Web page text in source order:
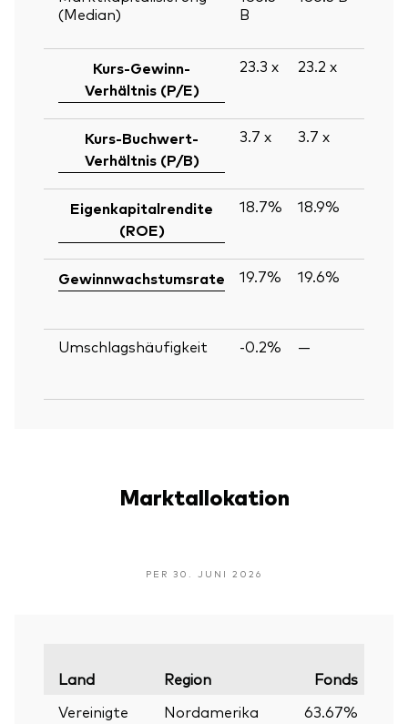
(Median)
B
Kurs-Gewinn-
Verhältnis (P/E)
23.3 x 23.2 x
Kurs-Buchwert-
Verhältnis (P/B)
3.7 x 3.7 x
Eigenkapitalrendite
(ROE)
18.7% 18.9%
Gewinnwachstumsrate 19.7% 19.6%
Umschlagshäufigkeit -0.2% —
Marktallokation
PER 30. JUNI 2026
Land Region Fonds
Vereinigte
Nordamerika 63.67%